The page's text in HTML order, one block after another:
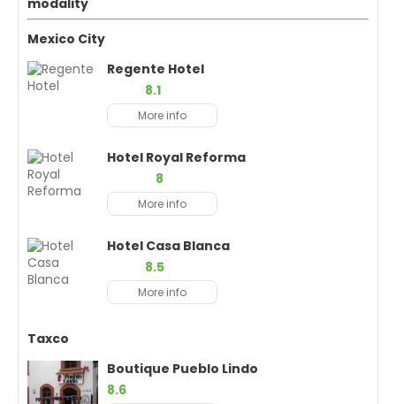
modality
Mexico City
Regente Hotel
8.1
More info
Hotel Royal Reforma
8
More info
Hotel Casa Blanca
8.5
More info
Taxco
Boutique Pueblo Lindo
8.6